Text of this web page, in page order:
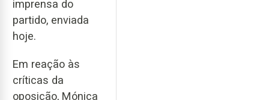
imprensa do
partido, enviada
hoje.
Em reação às
críticas da
oposição, Mónica